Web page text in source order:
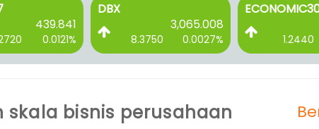
439.841
0.0121%
DBX
3,065.008
8.3750 0.0027% 1.2440
skala bisnis perusahaan